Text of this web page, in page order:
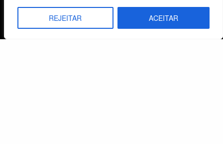
REJEITAR ACEITAR
WhatsApp / Vendas
+55 (51) 99734-4518